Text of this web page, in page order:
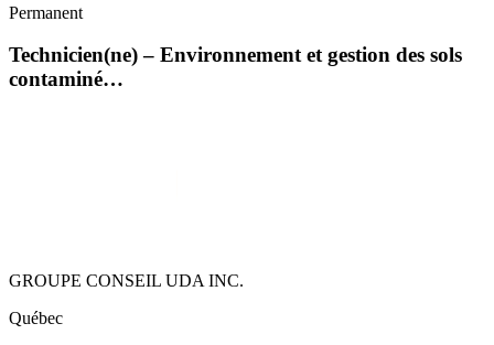
Permanent
Technicien(ne) – Environnement et gestion des sols
contaminé…
GROUPE CONSEIL UDA INC.
Québec